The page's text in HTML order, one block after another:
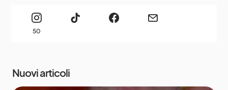
50
Nuovi articoli